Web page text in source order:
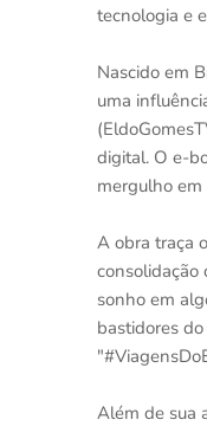
tecnologia e
Nascido em
uma
digital. O e-
mergulho
A obra traça
consolidação
sonho em
bastidores
Além de sua